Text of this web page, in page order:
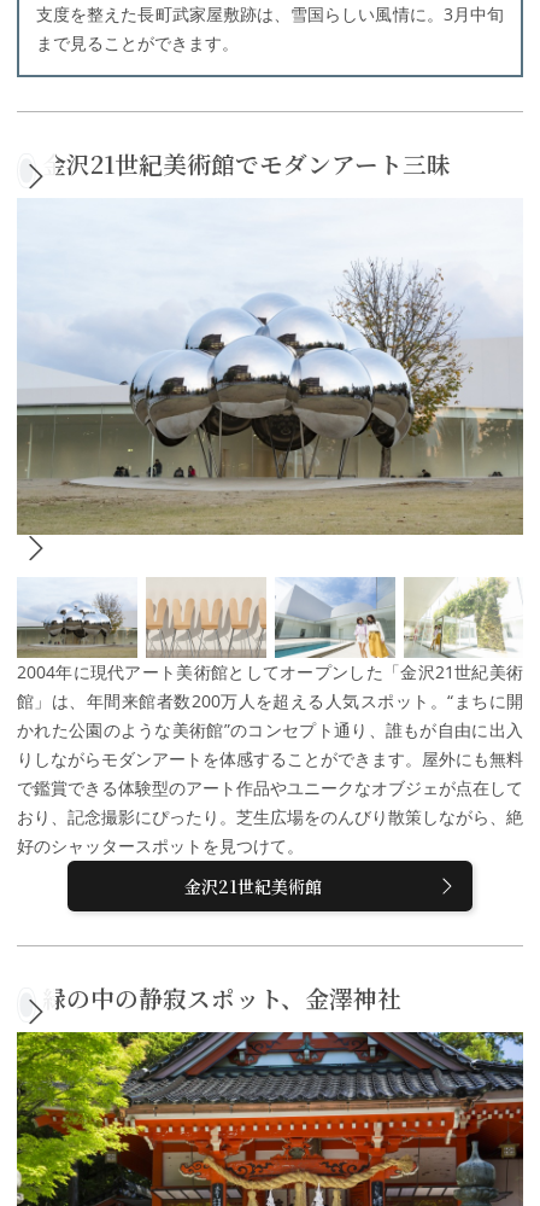
支度を整えた長町武家屋敷跡は、雪国らしい風情に。3月中旬
まで見ることができます。
金沢21世紀美術館でモダンアート三昧
2004年に現代アート美術館としてオープンした「金沢21世紀美術
館」は、年間来館者数200万人を超える人気スポット。“まちに開
かれた公園のような美術館”のコンセプト通り、誰もが自由に出入
りしながらモダンアートを体感することができます。屋外にも無料
で鑑賞できる体験型のアート作品やユニークなオブジェが点在して
おり、記念撮影にぴったり。芝生広場をのんびり散策しながら、絶
好のシャッタースポットを見つけて。
金沢21世紀美術館
緑の中の静寂スポット、金澤神社